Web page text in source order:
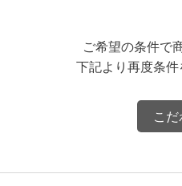
ご希望の条件で
下記より再度条件
こ